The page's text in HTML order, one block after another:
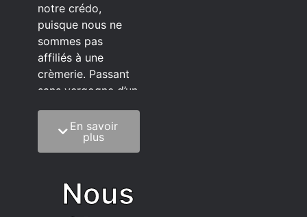
notre crédo,
puisque nous ne
sommes pas
affiliés à une
crèmerie. Passant
sans vergogne d’un
C’est quoi notre
méthode?
sagesse de la
vieillesse à une
En savoir
plus
Nous